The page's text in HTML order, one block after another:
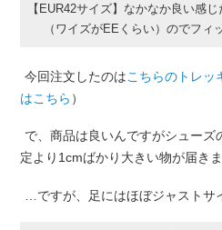
【EUR42サイズ】なかなか良い感
（ワイズがEEくらい）のでフィ
今回注文したのはこちらのトレッ
はこちら ）
で、商品は良いんですがシュー
定より1cmばかり大きい物が届き
…ですが、足にはほぼジャストサ